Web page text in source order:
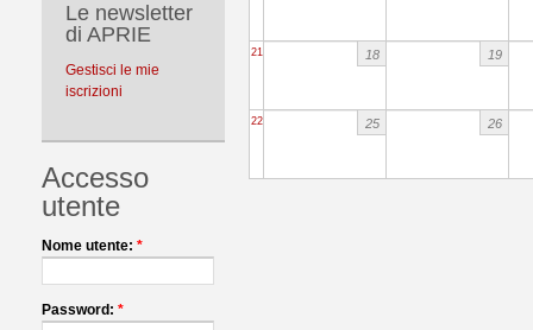
Le newsletter
di APRIE
Gestisci le mie
iscrizioni
Accesso
utente
Nome utente: *
Password: *
21 18 19
22 25 26